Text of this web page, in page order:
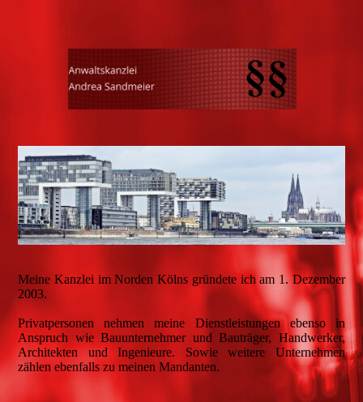
Meine Kanzlei im Norden Kölns gründete ich am 1. Dezember
2003.
Privatpersonen nehmen meine Dienstleistungen ebenso in
Anspruch wie Bauunternehmer und Bauträger, Handwerker,
Architekten und Ingenieure. Sowie weitere Unternehmen
zählen ebenfalls zu meinen Mandanten.